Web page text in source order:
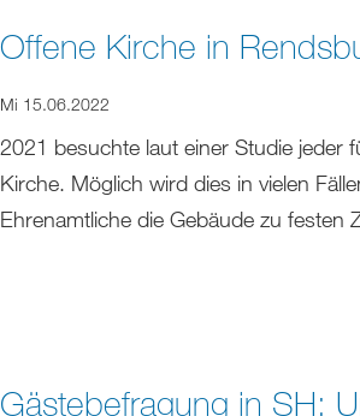
Offene Kirche in
Mi 15.06.2022
2021 besuchte laut einer Studie jeder
Kirche. Möglich wird dies in vielen
Ehrenamtliche die Gebäude zu
Gästebefragung in SH: